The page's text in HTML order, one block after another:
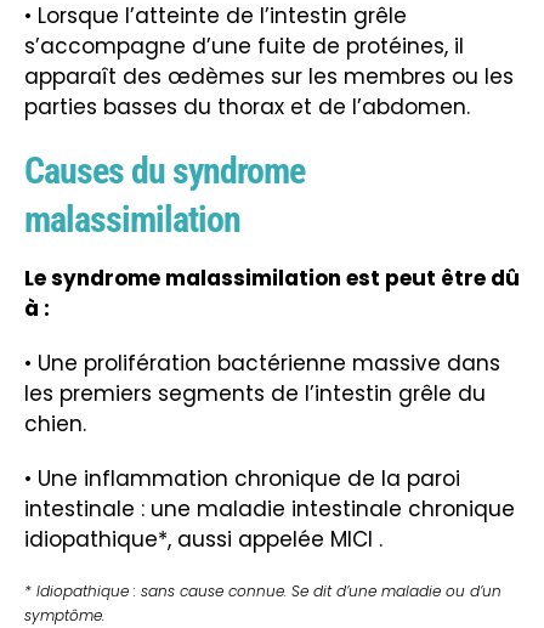
• Lorsque l’atteinte de l’intestin grêle
s’accompagne d’une fuite de protéines, il
apparaît des œdèmes sur les membres ou les
parties basses du thorax et de l’abdomen.
Causes du syndrome
malassimilation
Le syndrome malassimilation est peut être dû
à :
• Une prolifération bactérienne massive dans
les premiers segments de l’intestin grêle du
chien.
• Une inflammation chronique de la paroi
intestinale : une maladie intestinale chronique
idiopathique*, aussi appelée MICI .
* Idiopathique : sans cause connue. Se dit d’une maladie ou d’un
symptôme.